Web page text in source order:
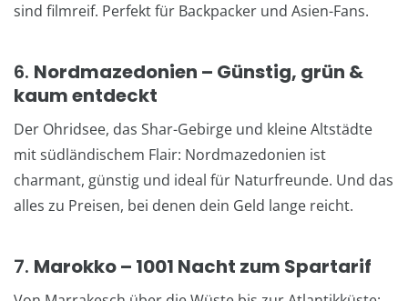
sind filmreif. Perfekt für Backpacker und Asien-Fans.
6. Nordmazedonien – Günstig, grün &
kaum entdeckt
Der Ohridsee, das Shar-Gebirge und kleine Altstädte
mit südländischem Flair: Nordmazedonien ist
charmant, günstig und ideal für Naturfreunde. Und das
alles zu Preisen, bei denen dein Geld lange reicht.
7. Marokko – 1001 Nacht zum Spartarif